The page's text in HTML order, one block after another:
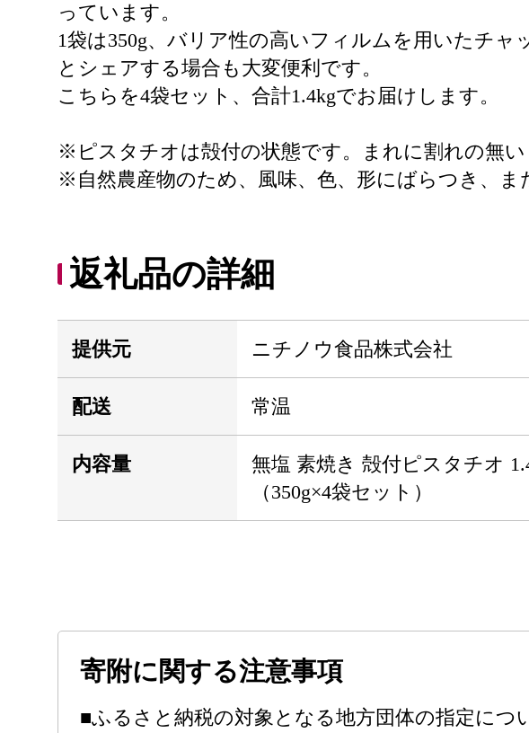
っています。
1袋は350g、バリア性の高いフィルムを用いたチ
とシェアする場合も大変便利です。
こちらを4袋セット、合計1.4kgでお届けします。
※ピスタチオは殻付の状態です。まれに割れの無
※自然農産物のため、風味、色、形にばらつき、
返礼品の詳細
提供元 ニチノウ食品株式会社
配送 常温
内容量
無塩 素焼き 殻付ピスタチオ
（350g×4袋セット）
寄附に関する注意事項
■ふるさと納税の対象となる地方団体の指定につ